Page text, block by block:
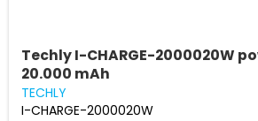
Techly I-CHARGE-2000020W
20.000 mAh
TECHLY
I-CHARGE-2000020W